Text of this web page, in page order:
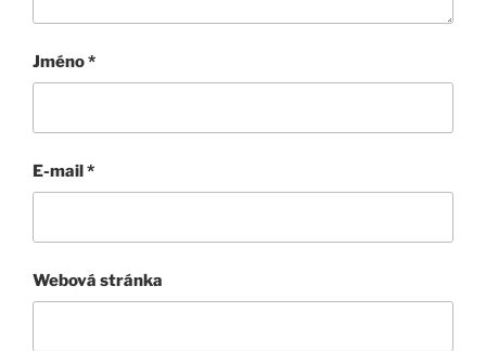
Jméno*
E-mail*
Webová stránka